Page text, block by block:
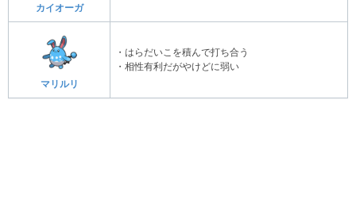
カイオーガ
マリルリ
・はらだいこを積んで打ち合う
・相性有利だがやけどに弱い